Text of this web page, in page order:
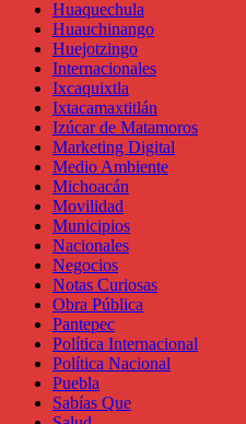
Huaquechula
Huauchinango
Huejotzingo
Internacionales
Ixcaquixtla
Ixtacamaxtitlán
Izúcar de Matamoros
Marketing Digital
Medio Ambiente
Michoacán
Movilidad
Municipios
Nacionales
Negocios
Notas Curiosas
Obra Pública
Pantepec
Política Internacional
Política Nacional
Puebla
Sabías Que